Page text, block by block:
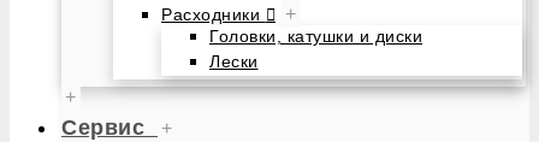
Расходники
+
Головки, катушки и диски
Лески
+
Сервис +